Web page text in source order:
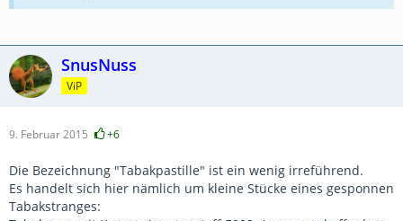
SnusNuss
ViP
9. Februar 2015 +6
Die Bezeichnung "Tabakpastille" ist ein wenig irreführend.
Es handelt sich hier nämlich um kleine Stücke eines gesponnen
Tabakstranges: